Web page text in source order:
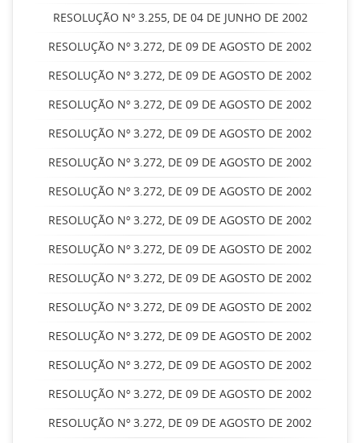
RESOLUÇÃO Nº 3.255, DE 04 DE JUNHO DE 2002
RESOLUÇÃO Nº 3.272, DE 09 DE AGOSTO DE 2002
RESOLUÇÃO Nº 3.272, DE 09 DE AGOSTO DE 2002
RESOLUÇÃO Nº 3.272, DE 09 DE AGOSTO DE 2002
RESOLUÇÃO Nº 3.272, DE 09 DE AGOSTO DE 2002
RESOLUÇÃO Nº 3.272, DE 09 DE AGOSTO DE 2002
RESOLUÇÃO Nº 3.272, DE 09 DE AGOSTO DE 2002
RESOLUÇÃO Nº 3.272, DE 09 DE AGOSTO DE 2002
RESOLUÇÃO Nº 3.272, DE 09 DE AGOSTO DE 2002
RESOLUÇÃO Nº 3.272, DE 09 DE AGOSTO DE 2002
RESOLUÇÃO Nº 3.272, DE 09 DE AGOSTO DE 2002
RESOLUÇÃO Nº 3.272, DE 09 DE AGOSTO DE 2002
RESOLUÇÃO Nº 3.272, DE 09 DE AGOSTO DE 2002
RESOLUÇÃO Nº 3.272, DE 09 DE AGOSTO DE 2002
RESOLUÇÃO Nº 3.272, DE 09 DE AGOSTO DE 2002